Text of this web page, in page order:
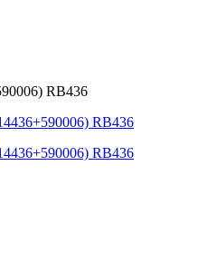
RB436